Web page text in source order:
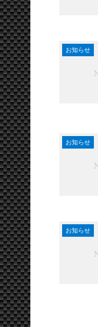
お知らせ
お知らせ
お知らせ